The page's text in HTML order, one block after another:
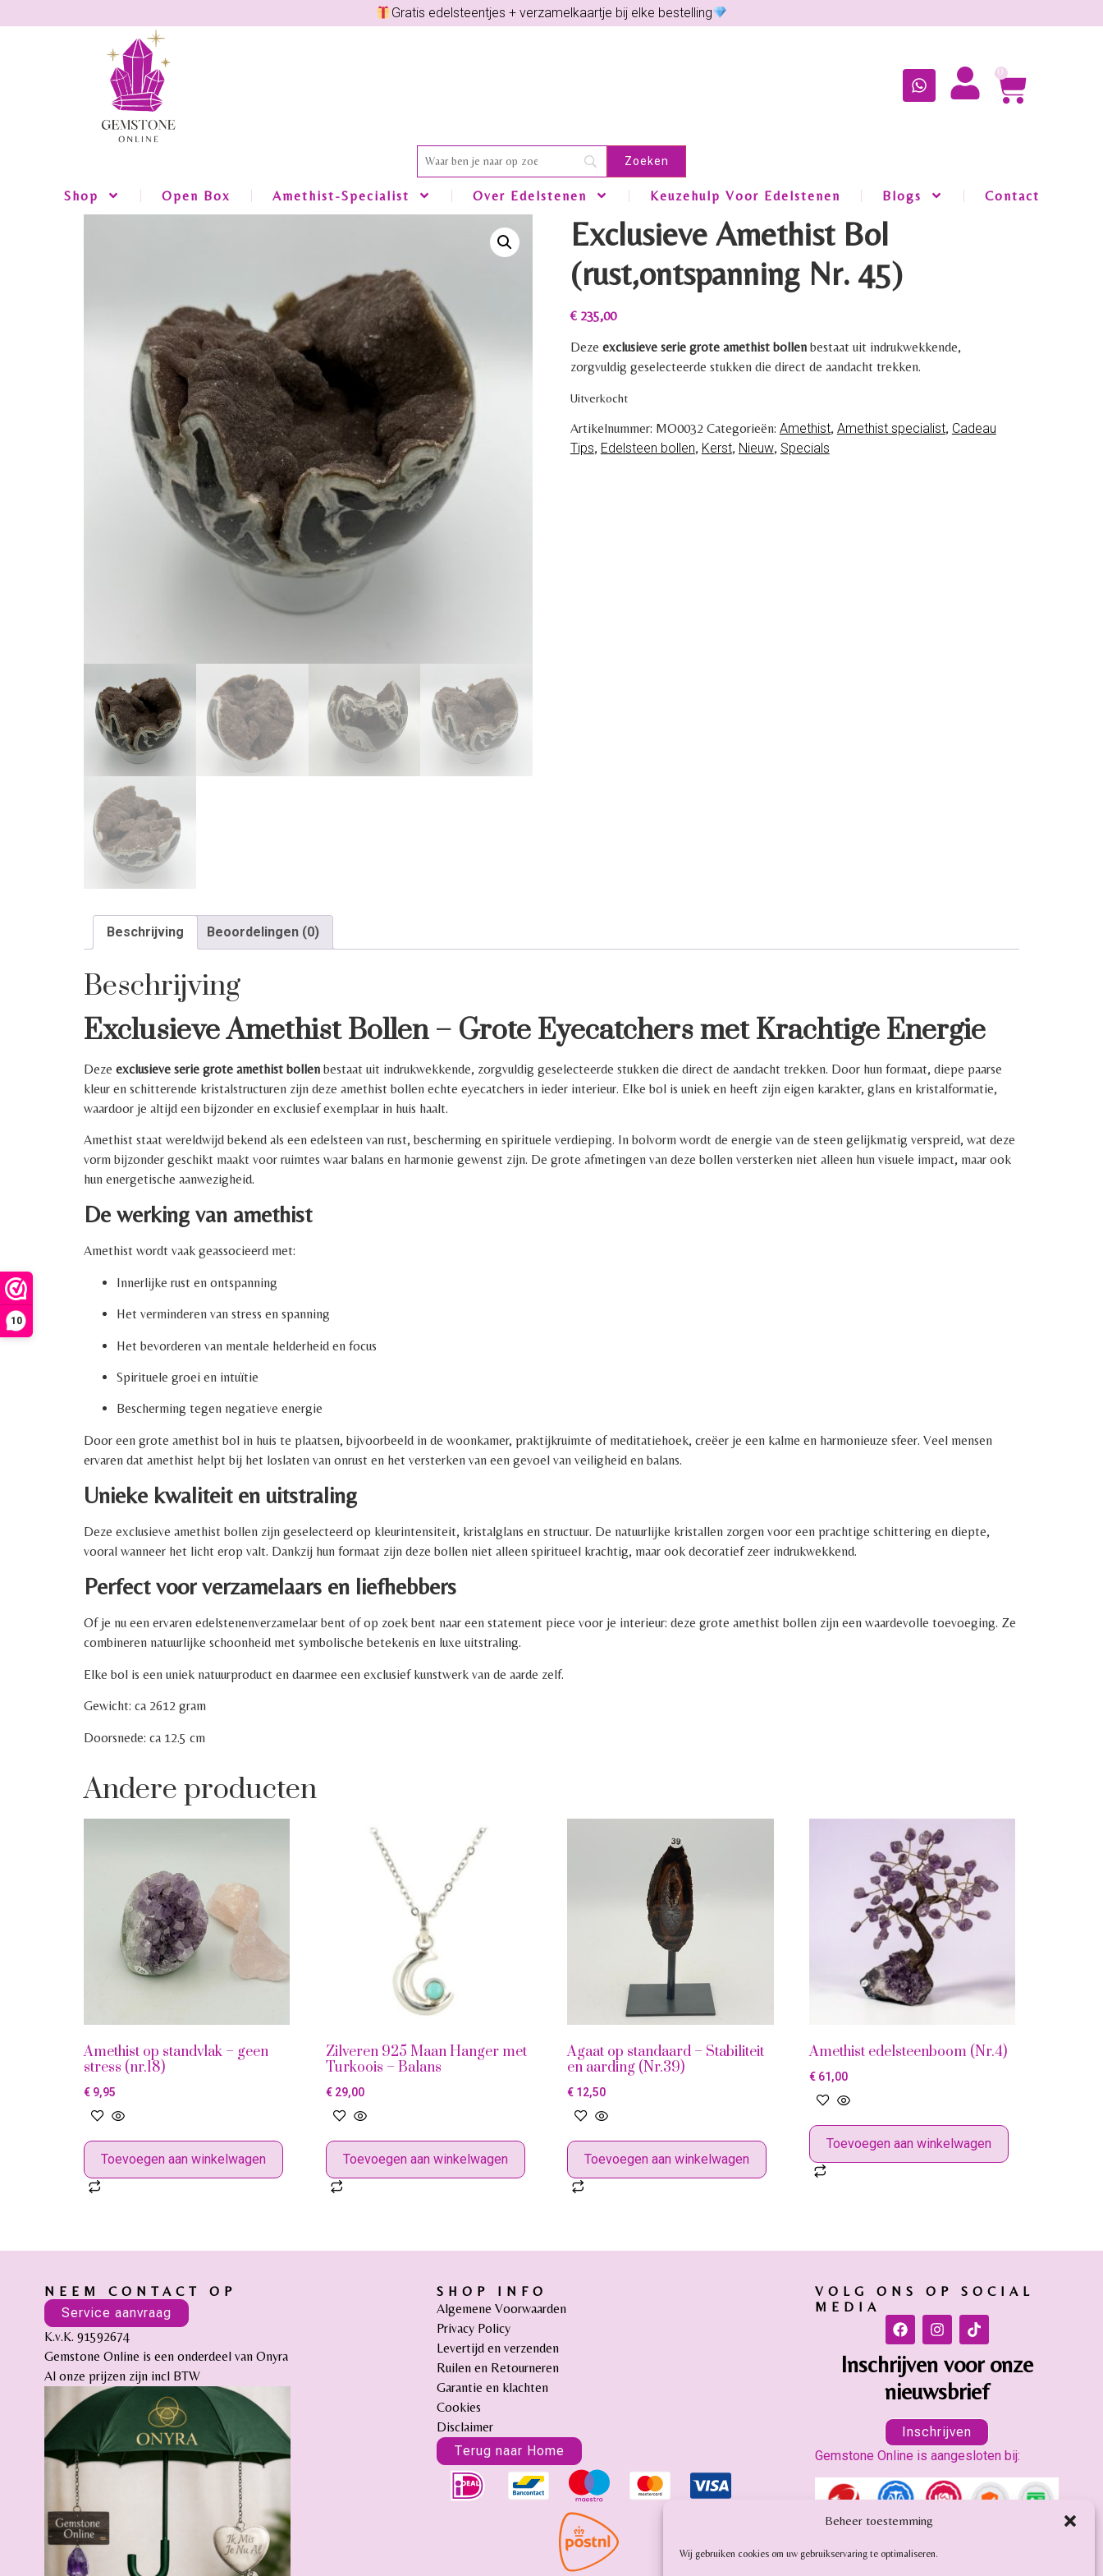
10
Beheer toestemming
Wij gebruiken cookies om uw gebruikservaring te optimaliseren.
Gratis edelsteentjes + verzamelkaartje bij elke bestelling
0
Shop Open Box Amethist-Specialist Over Edelstenen Keuzehulp Voor Edelstenen Blogs Contact
Exclusieve Amethist Bol
(rust,ontspanning Nr. 45)
€235,00
Deze exclusieve serie grote amethist bollenbestaat uit indrukwekkende,
zorgvuldig geselecteerde stukken die direct de aandacht trekken.
Uitverkocht
Artikelnummer: MO0032 Categorieën: Amethist, Amethist specialist, Cadeau
Tips, Edelsteen bollen, Kerst, Nieuw, Specials
Beschrijving Beoordelingen (0)
Beschrijving
Exclusieve Amethist Bollen – Grote Eyecatchers met Krachtige Energie
Deze exclusieve serie grote amethist bollen bestaat uit indrukwekkende, zorgvuldig geselecteerde stukken die direct de aandacht trekken. Door hun formaat, diepe paarse
kleur en schitterende kristalstructuren zijn deze amethist bollen echte eyecatchers in ieder interieur. Elke bol is uniek en heeft zijn eigen karakter, glans en kristalformatie,
waardoor je altijd een bijzonder en exclusief exemplaar in huis haalt.
Amethist staat wereldwijd bekend als een edelsteen van rust, bescherming en spirituele verdieping. In bolvorm wordt de energie van de steen gelijkmatig verspreid, wat deze
vorm bijzonder geschikt maakt voor ruimtes waar balans en harmonie gewenst zijn. De grote afmetingen van deze bollen versterken niet alleen hun visuele impact, maar ook
hun energetische aanwezigheid.
De werking van amethist
Amethist wordt vaak geassocieerd met:
Innerlijke rust en ontspanning
Het verminderen van stress en spanning
Het bevorderen van mentale helderheid en focus
Spirituele groei en intuïtie
Bescherming tegen negatieve energie
Door een grote amethist bol in huis te plaatsen, bijvoorbeeld in de woonkamer, praktijkruimte of meditatiehoek, creëer je een kalme en harmonieuze sfeer. Veel mensen
ervaren dat amethist helpt bij het loslaten van onrust en het versterken van een gevoel van veiligheid en balans.
Unieke kwaliteit en uitstraling
Deze exclusieve amethist bollen zijn geselecteerd op kleurintensiteit, kristalglans en structuur. De natuurlijke kristallen zorgen voor een prachtige schittering en diepte,
vooral wanneer het licht erop valt. Dankzij hun formaat zijn deze bollen niet alleen spiritueel krachtig, maar ook decoratief zeer indrukwekkend.
Perfect voor verzamelaars en liefhebbers
Of je nu een ervaren edelstenenverzamelaar bent of op zoek bent naar een statement piece voor je interieur: deze grote amethist bollen zijn een waardevolle toevoeging. Ze
combineren natuurlijke schoonheid met symbolische betekenis en luxe uitstraling.
Elke bol is een uniek natuurproduct en daarmee een exclusief kunstwerk van de aarde zelf.
Gewicht: ca 2612 gram
Doorsnede: ca 12.5 cm
Andere producten
Amethist op standvlak – geen
stress (nr.18)
€ 9,95
Toevoegen aan winkelwagen
Zilveren 925 Maan Hanger met
Turkoois – Balans
€29,00
Toevoegen aan winkelwagen
Agaat op standaard – Stabiliteit
en aarding (Nr.39)
€ 12,50
Toevoegen aan winkelwagen
Amethist edelsteenboom (Nr.4)
€ 61,00
Toevoegen aan winkelwagen
NEEM CONTACT OP
Service aanvraag
K.v.K. 91592674
Gemstone Online is een onderdeel van Onyra
Al onze prijzen zijn incl BTW
SHOP INFO
Algemene Voorwaarden
Privacy Policy
Levertijd en verzenden
Ruilen en Retourneren
Garantie en klachten
Cookies
Disclaimer
Terug naar Home
VOLG ONS OP SOCIAL
MEDIA
Inschrijven voor onze
nieuwsbrief
Inschrijven
Gemstone Online is aangesloten bij: